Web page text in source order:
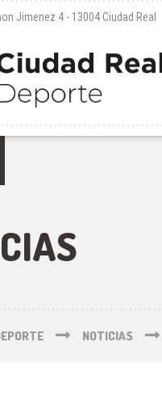
Jimenez 4 - 13004 Ciudad Real
NOTICIAS